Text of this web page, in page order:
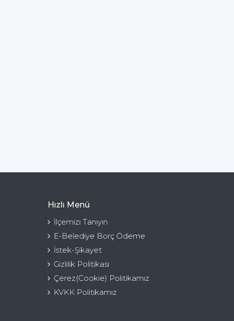
Hızlı Menü
İlçemizi Tanıyın
E-Belediye Borç Ödeme
İstek-Şikayet
Gizlilik Politikası
Çerez(Cookie) Politikamız
KVKK Politikamız